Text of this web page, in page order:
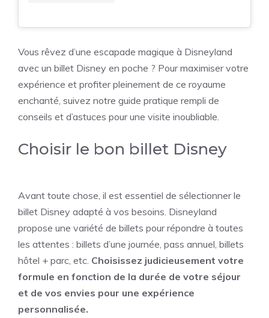
Vous rêvez d’une escapade magique à Disneyland
avec un billet Disney en poche ? Pour maximiser votre
expérience et profiter pleinement de ce royaume
enchanté, suivez notre guide pratique rempli de
conseils et d’astuces pour une visite inoubliable.
Choisir le bon billet Disney
Avant toute chose, il est essentiel de sélectionner le
billet Disney adapté à vos besoins. Disneyland
propose une variété de billets pour répondre à toutes
les attentes : billets d’une journée, pass annuel, billets
hôtel + parc, etc. Choisissez judicieusement votre
formule en fonction de la durée de votre séjour
et de vos envies pour une expérience
personnalisée.